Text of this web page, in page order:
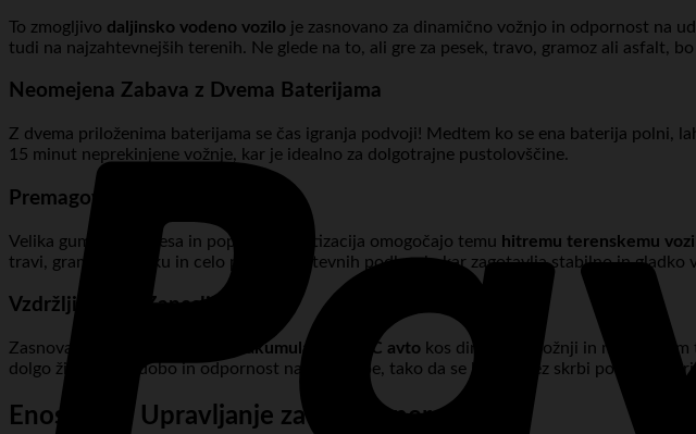
To zmogljivo daljinsko vodeno vozilo je zasnovano za dinamično vožnjo in odpornost na
tudi na najzahtevnejših terenih. Ne glede na to, ali gre za pesek, travo, gramoz ali asfalt,
Neomejena Zabava z Dvema Baterijama
Z dvema priloženima baterijama se čas igranja podvoji! Medtem ko se ena baterija polni,
15 minut neprekinjene vožnje, kar je idealno za dolgotrajne pustolovščine.
Premagovanje Vsakega Terena
Velika gumijasta kolesa in popolna amortizacija omogočajo temu hitremu terenskemu
travi, gramozu, pesku in celo po bolj zahtevnih podlagah, kar zagotavlja stabilno in gladko
Vzdržljivost in Zanesljivost
Zasnovan za vzdržljivost, bo ta akumulatorski RC avto kos dinamični vožnji in
dolgo življenjsko dobo in odpornost na poškodbe, tako da se lahko brez skrbi posvetite igri.
Enostavno Upravljanje za Vse Generacije